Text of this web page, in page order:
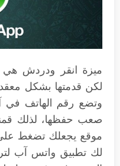
ميزة انقر ودردش هي
لكن قدمتها بشكل
وتضع رقم الهاتف في
صعب حفظها، لذلك
موقع يجعلك تضغط
لك تطبيق واتس آب